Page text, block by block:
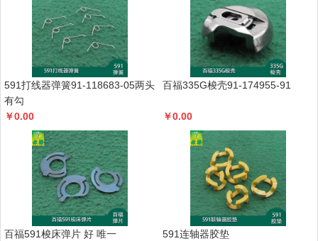
591打线器弹簧91-118683-05两头
有勾
￥0.00
百福335G梭壳91-174955-91
￥0.00
百福591梭床弹片 好 唯一 591连轴器胶垫